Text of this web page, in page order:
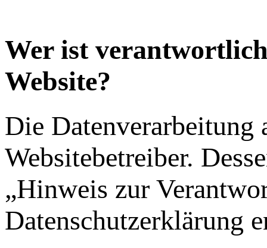
Wer ist
Website?
Die Datenverarbeitung
Websitebetreiber.
„Hinweis zur
Datenschutzerklärung